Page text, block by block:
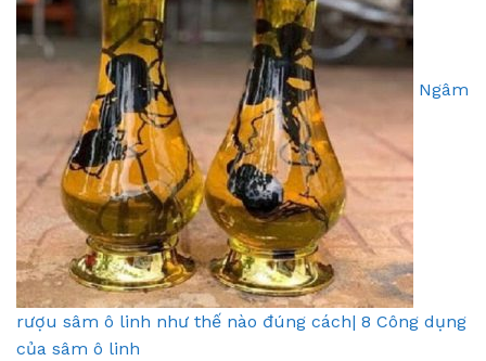
Ngâm
rượu sâm ô linh như thế nào đúng cách| 8 Công dụng
của sâm ô linh